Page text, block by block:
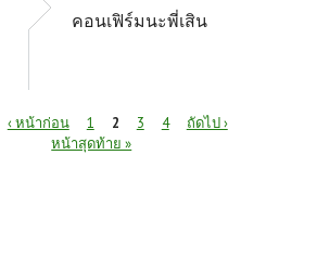
คอนเฟิร์มนะพี่เสิน
‹ หน้าก่อน 1 2 3 4
ถัดไป ›
หน้าสุดท้าย »